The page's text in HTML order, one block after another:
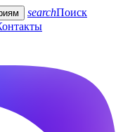
searchПоиск